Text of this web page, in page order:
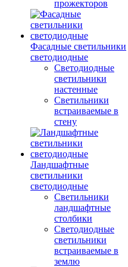
прожекторов
Фасадные светильники
светодиодные
Светодиодные
светильники
настенные
Светильники
встраиваемые в
стену
Ландшафтные
светильники
светодиодные
Светильники
ландшафтные
столбики
Светодиодные
светильники
встраиваемые в
землю